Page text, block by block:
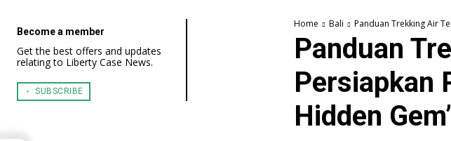
Become a member
Get the best offers and updates
relating to Liberty Case News.
﹢ SUBSCRIBE
Home Bali Panduan Trekking Air
Panduan
Persiapkan
Hidden